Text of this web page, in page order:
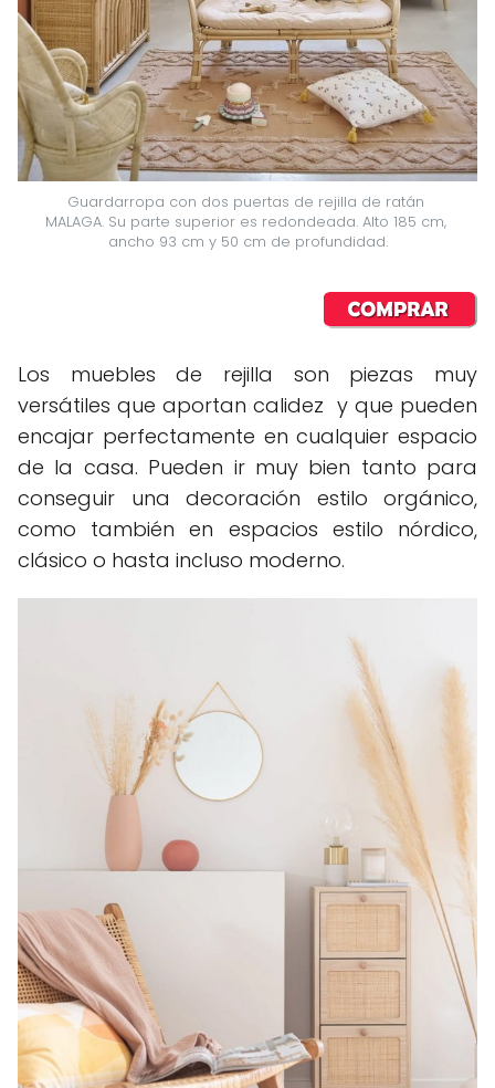
Guardarropa con dos puertas de rejilla de ratán
MALAGA. Su parte superior es redondeada. Alto 185 cm,
ancho 93 cm y 50 cm de profundidad.
Los muebles de rejilla son piezas muy
versátiles que aportan calidez y que pueden
encajar perfectamente en cualquier espacio
de la casa. Pueden ir muy bien tanto para
conseguir una decoración estilo orgánico,
como también en espacios estilo nórdico,
clásico o hasta incluso moderno.